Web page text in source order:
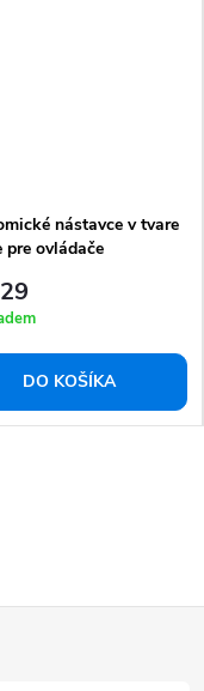
nástavce v tvare
pre ovládače
DO KOŠÍKA